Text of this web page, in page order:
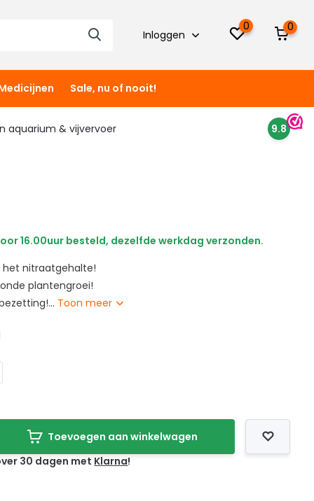
Inloggen
0 0
Sale, nu of nooit!
aquarium & vijvervoer 9.8
16.00uur besteld, dezelfde werkdag verzonden.
nitraatgehalte!
plantengroei!
Toon meer
Toevoegen aan winkelwagen
30 dagen met Klarna!